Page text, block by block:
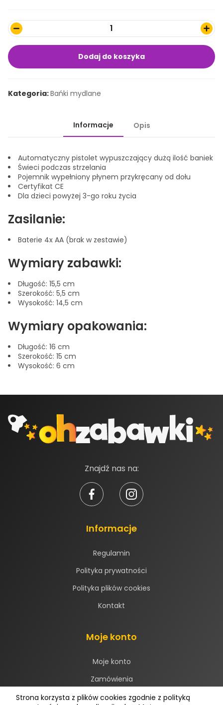
1
Dodaj do koszyka
Kategoria:Bańki mydlane
Informacje Opis
Automatyczny pistolet wypuszczający dużą ilość baniek
Świeci podczas strzelania
Pojemnik wypełniony płynem przykręcany od dołu
Certyfikat CE
Dla dzieci powyżej 3-go roku życia
Zasilanie:
Baterie 4x AA (brak w zestawie)
Wymiary zabawki:
Długość: 15,5 cm
Szerokość: 5,5 cm
Wysokość: 14,5 cm
Wymiary opakowania:
Długość: 16 cm
Szerokość: 15 cm
Wysokość: 6 cm
Znajdź nas na:
Informacje
Regulamin
Polityka prywatności
Polityka plików cookies
Kontakt
Moje konto
Moje konto
Zamówienia
Załóż konto
Strona korzysta z plików cookies zgodnie z polityką
tego, w jaki
sposób jest
udostępnianie
swoich
zachowań podczas
wizyty na naszej
stronie, zwiększasz
oglądanie